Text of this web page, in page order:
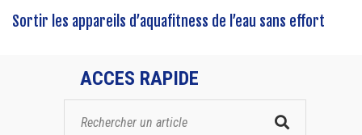
Sortir les appareils d’aquafitness de l’eau sans effort
ACCES RAPIDE